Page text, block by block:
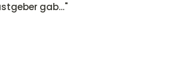
gab…"